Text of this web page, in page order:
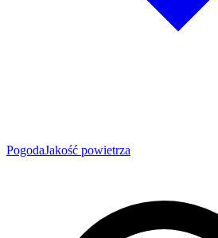
PogodaJakość powietrza